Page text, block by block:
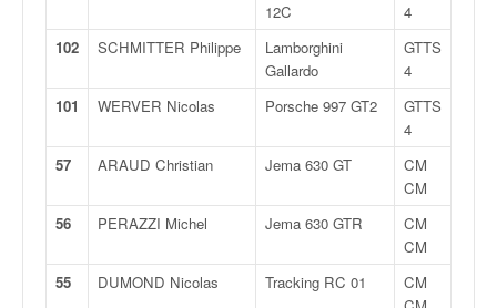
12C
4
102
SCHMITTER Philippe
Lamborghini
Gallardo
GTTS
4
101
WERVER Nicolas Porsche 997 GT2
GTTS
4
57
ARAUD Christian Jema 630 GT
CM
CM
56
PERAZZI Michel Jema 630 GTR
CM
CM
55
DUMOND Nicolas Tracking RC 01
CM